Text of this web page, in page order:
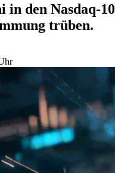
in den Nasdaq-
trüben.